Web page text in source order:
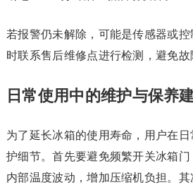
若报警仍未解除，可能是传感器或
时联系售后维修点进行检测，避免故
日常使用中的维护与保养
为了延长冰箱的使用寿命，用户在
护细节。首先要避免频繁开关冰箱
内部温度波动，增加压缩机负担。